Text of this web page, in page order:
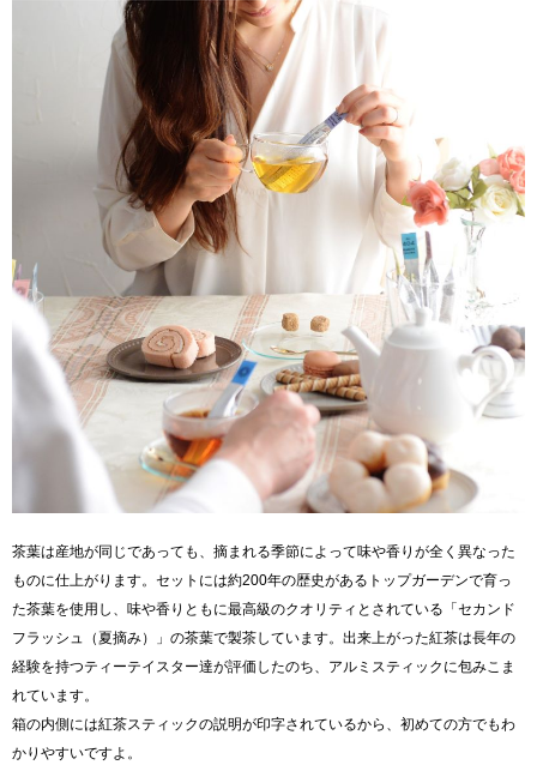
茶葉は産地が同じであっても、摘まれる季節によって味や香りが全く異なった
ものに仕上がります。セットには約200年の歴史があるトップガーデンで育っ
た茶葉を使用し、味や香りともに最高級のクオリティとされている「セカンド
フラッシュ（夏摘み）」の茶葉で製茶しています。出来上がった紅茶は長年の
経験を持つティーテイスター達が評価したのち、アルミスティックに包みこま
れています。
箱の内側には紅茶スティックの説明が印字されているから、初めての方でもわ
かりやすいですよ。